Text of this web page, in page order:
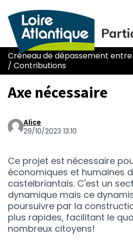
/ Contributions
Axe nécessaire
Alice
29/10/2023 13:10
Ce projet est nécessaire
économiques et humaines
castelbriantais. C'est un
dynamique mais ce
poursuivre par la
plus rapides, facilitant le
nombreux citoyens!